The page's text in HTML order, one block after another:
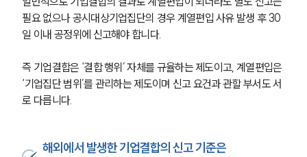
필요 없으나 공시대상기업집단의 경우 계열편입 사유 발생 후 30
일 이내 공정위에 신고해야 합니다.
즉 기업결합은 ‘결합 행위’ 자체를 규율하는 제도이고, 계열편입은
‘기업집단 범위’를 관리하는 제도이며 신고 요건과 관할 부서도 서
로 다릅니다.
해외에서 발생한 기업결합의 신고 기준은